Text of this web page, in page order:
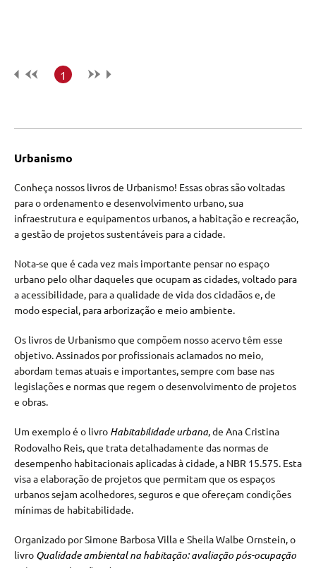
1
Urbanismo
Conheça nossos livros de Urbanismo! Essas obras são voltadas
para o ordenamento e desenvolvimento urbano, sua
infraestrutura e equipamentos urbanos, a habitação e recreação,
a gestão de projetos sustentáveis para a cidade.
Nota-se que é cada vez mais importante pensar no espaço
urbano pelo olhar daqueles que ocupam as cidades, voltado para
a acessibilidade, para a qualidade de vida dos cidadãos e, de
modo especial, para arborização e meio ambiente.
Os livros de Urbanismo que compõem nosso acervo têm esse
objetivo. Assinados por profissionais aclamados no meio,
abordam temas atuais e importantes, sempre com base nas
legislações e normas que regem o desenvolvimento de projetos
e obras.
Um exemplo é o livro Habitabilidade urbana, de Ana Cristina
Rodovalho Reis, que trata detalhadamente das normas de
desempenho habitacionais aplicadas à cidade, a NBR 15.575. Esta
visa a elaboração de projetos que permitam que os espaços
urbanos sejam acolhedores, seguros e que ofereçam condições
mínimas de habitabilidade.
Organizado por Simone Barbosa Villa e Sheila Walbe Ornstein, o
livro Qualidade ambiental na habitação: avaliação pós-ocupação